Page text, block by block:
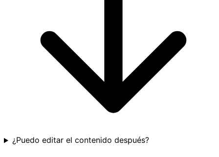
¿Puedo editar el contenido después?